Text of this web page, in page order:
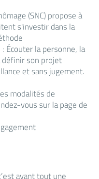
(SNC) propose à
s'investir dans la
Écouter la personne, la
définir son projet
et sans jugement.
modalités de
vous sur la page de
avant tout une